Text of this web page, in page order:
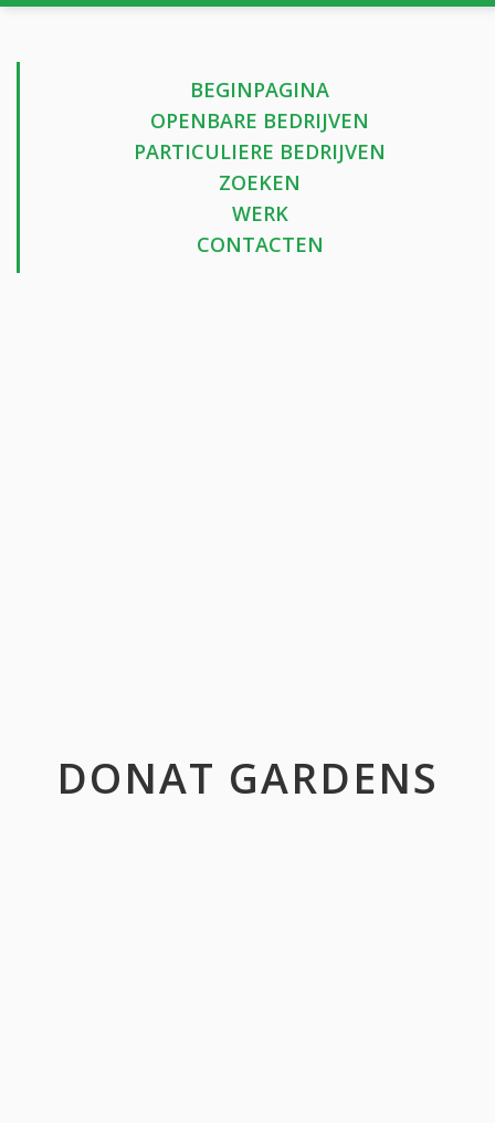
BEGINPAGINA
OPENBARE BEDRIJVEN
PARTICULIERE BEDRIJVEN
ZOEKEN
WERK
CONTACTEN
DONAT GARDENS